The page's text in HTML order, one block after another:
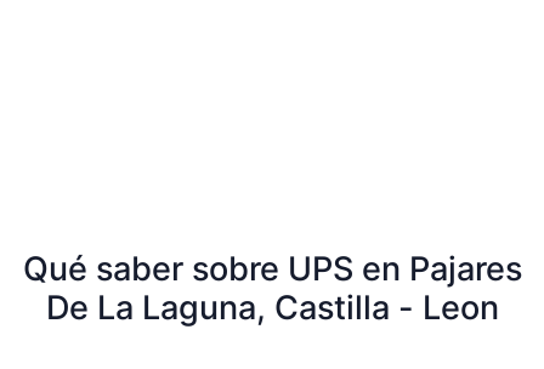
Qué saber sobre UPS en Pajares
De La Laguna, Castilla - Leon